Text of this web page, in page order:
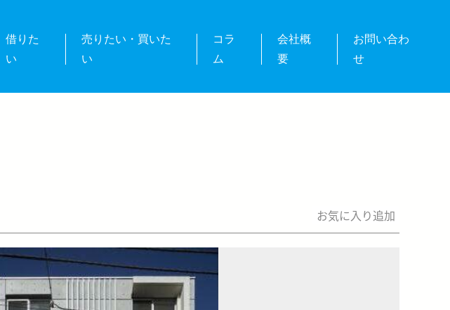
借りた
い
売りたい・買いた
い
コラ
ム
会社概
要
お問い合わ
せ
お気に入り追加